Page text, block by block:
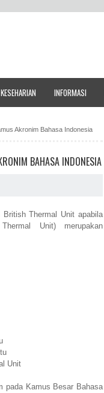
KESEHARIAN INFORMASI
Akronim Bahasa Indonesia
BAHASA INDONESIA
Thermal Unit apabila
Unit) merupakan
Unit
pada Kamus Besar Bahasa